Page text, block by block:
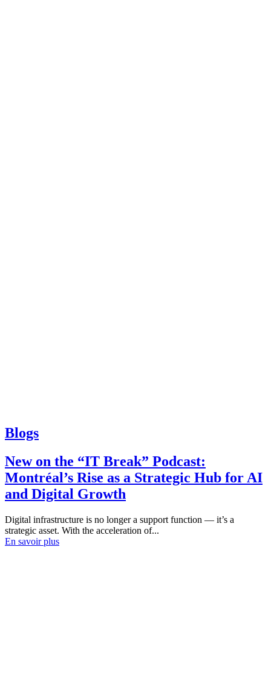
Blogs
New on the “IT Break” Podcast:
Montréal’s Rise as a Strategic Hub for AI
and Digital Growth
Digital infrastructure is no longer a support function — it’s a
strategic asset. With the acceleration of...
En savoir plus